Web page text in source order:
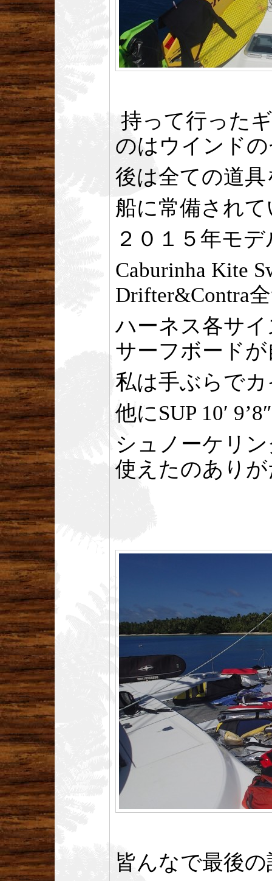
持って行った
のはウインド
後は全ての道
船に常備され
２０１５年モデ
Caburinha Kite
Drifter&Contra
ハーネス各サ
サーフボード
私は手ぶらで
他にSUP 10′
シュノーケリ
使えたのあり
皆んなで最後